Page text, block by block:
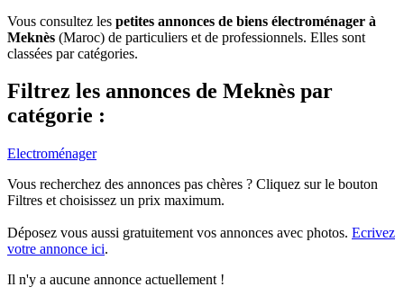
Vous consultez les petites annonces de biens électroménager à
Meknès (Maroc) de particuliers et de professionnels. Elles sont
classées par catégories.
Filtrez les annonces de Meknès par
catégorie :
Electroménager
Vous recherchez des annonces pas chères ? Cliquez sur le bouton
Filtres et choisissez un prix maximum.
Déposez vous aussi gratuitement vos annonces avec photos. Ecrivez
votre annonce ici.
Il n'y a aucune annonce actuellement !